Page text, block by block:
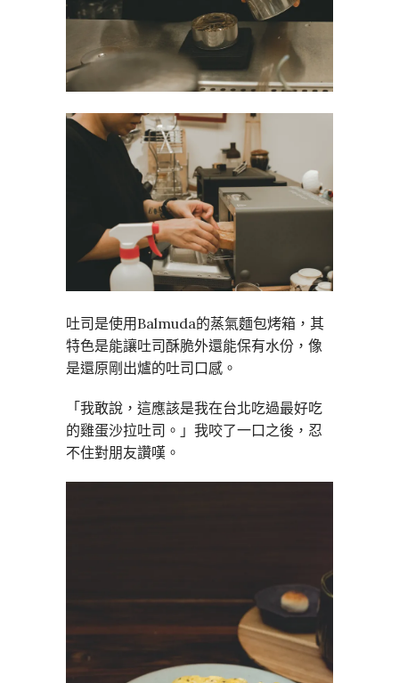
吐司是使用Balmuda的蒸氣麵包烤箱，其
特色是能讓吐司酥脆外還能保有水份，像
是還原剛出爐的吐司口感。
「我敢說，這應該是我在台北吃過最好吃
的雞蛋沙拉吐司。」我咬了一口之後，忍
不住對朋友讚嘆。